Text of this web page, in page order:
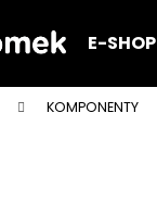
E-SHOP
KOMPONENTY